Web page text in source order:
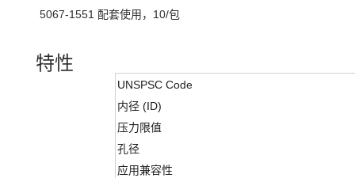
5067-1551 配套使用，10/包
特性
UNSPSC Code
内径 (ID)
压力限值
孔径
应用兼容性